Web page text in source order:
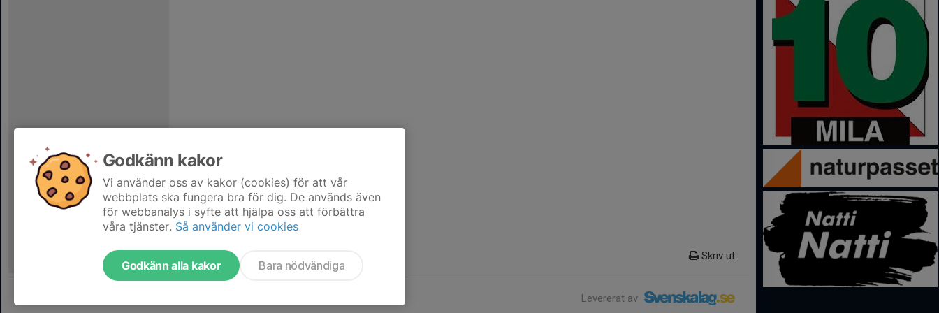
Skriv ut
Levererat av
Godkänn kakor
Vi använder oss av kakor (cookies) för att vår
webbplats ska fungera bra för dig. De används även
för webbanalys i syfte att hjälpa oss att förbättra
våra tjänster. Så använder vi cookies
Godkänn alla kakor Bara nödvändiga